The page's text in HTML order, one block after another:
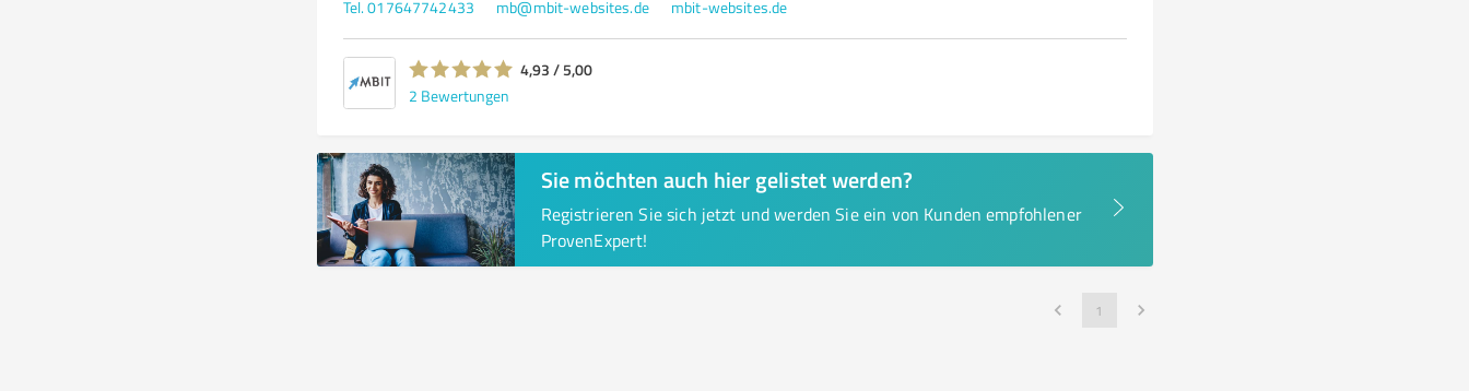
Tel. 017647742433 mb@mbit-websites.de mbit-websites.de
4,93 / 5,00
2 Bewertungen
Sie möchten auch hier gelistet werden?
Registrieren Sie sich jetzt und werden Sie ein von Kunden empfohlener
ProvenExpert!
1